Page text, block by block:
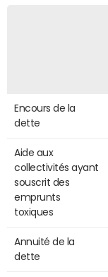
Encours de la
dette
Aide aux
collectivités ayant
souscrit des
emprunts
toxiques
Annuité de la
dette